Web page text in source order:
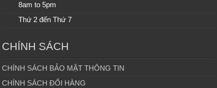
8am to 5pm
Thứ 2 đến Thứ 7
CHÍNH SÁCH
CHÍNH SÁCH BẢO MẬT THÔNG TIN
CHÍNH SÁCH ĐỔI HÀNG